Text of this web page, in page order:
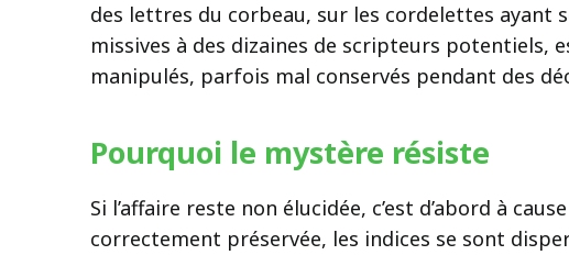
des lettres du corbeau, sur les cordelettes ayant
missives à des dizaines de scripteurs potentiels,
manipulés, parfois mal conservés pendant des
Pourquoi le mystère résiste
Si l’affaire reste non élucidée, c’est d’abord à
correctement préservée, les indices se sont